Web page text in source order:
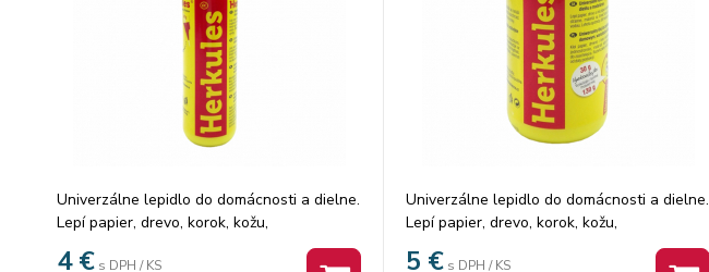
Univerzálne lepidlo do domácnosti a dielne.
Lepí papier, drevo, korok, kožu,
drevovláknité materiály a ďalšie savé
materiály. Zvlášť je vhodný na lepenie
4 € s DPH / KS
Univerzálne lepidlo do domácnosti a dielne.
Lepí papier, drevo, korok, kožu,
drevovláknité materiály a ďalšie savé
materiály. Zvlášť je vhodný na lepenie
5 € s DPH / KS